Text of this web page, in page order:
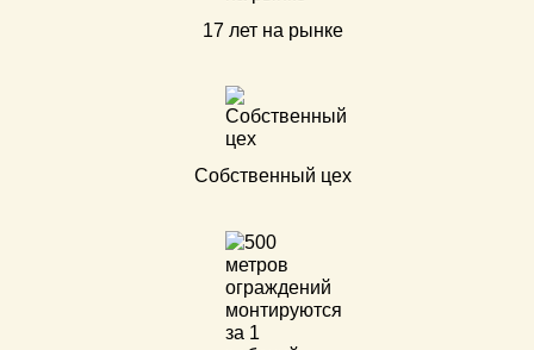
17 лет на рынке
Собственный цех